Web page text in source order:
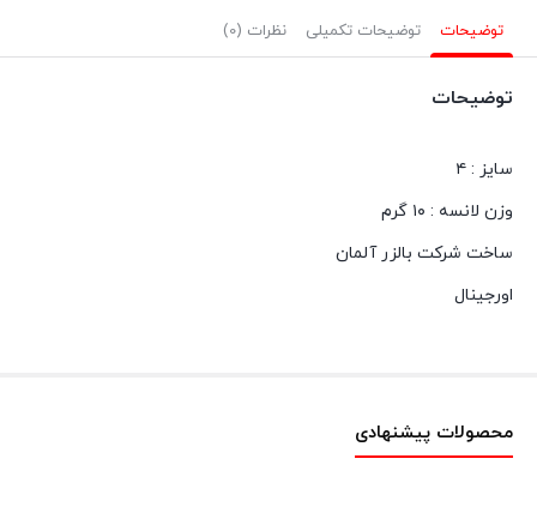
عدد
توضیحات توضیحات تکمیلی نظرات (0)
توضیحات
سایز : ۴
وزن لانسه : ۱۰ گرم
ساخت شرکت بالزر آلمان
اورجینال
محصولات پیشنهادی